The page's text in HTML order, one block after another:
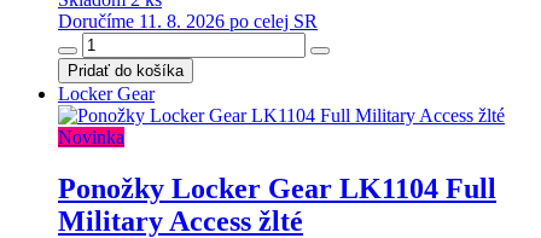
Doručíme 11. 8. 2026 po celej SR
Pridať do košíka
Locker Gear
Novinka
Ponožky Locker Gear LK1104 Full
Military Access žlté